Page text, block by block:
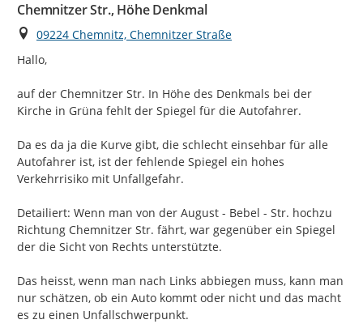
Chemnitzer Str., Höhe Denkmal
Ort
09224 Chemnitz, Chemnitzer Straße
Hallo,
auf der Chemnitzer Str. In Höhe des Denkmals bei der
Kirche in Grüna fehlt der Spiegel für die Autofahrer.
Da es da ja die Kurve gibt, die schlecht einsehbar für alle
Autofahrer ist, ist der fehlende Spiegel ein hohes
Verkehrrisiko mit Unfallgefahr.
Detailiert: Wenn man von der August - Bebel - Str. hochzu
Richtung Chemnitzer Str. fährt, war gegenüber ein Spiegel
der die Sicht von Rechts unterstützte.
Das heisst, wenn man nach Links abbiegen muss, kann man
nur schätzen, ob ein Auto kommt oder nicht und das macht
es zu einen Unfallschwerpunkt.